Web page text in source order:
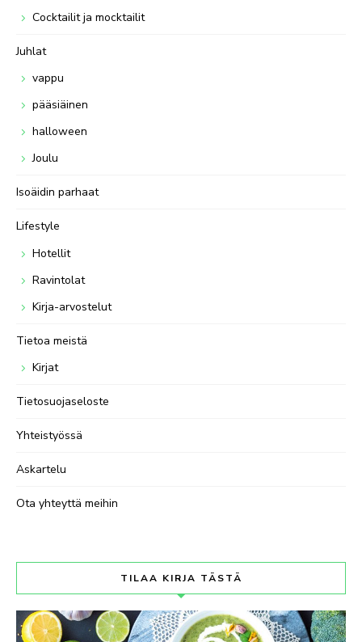
Cocktailit ja mocktailit
Juhlat
vappu
pääsiäinen
halloween
Joulu
Isoäidin parhaat
Lifestyle
Hotellit
Ravintolat
Kirja-arvostelut
Tietoa meistä
Kirjat
Tietosuojaseloste
Yhteistyössä
Askartelu
Ota yhteyttä meihin
TILAA KIRJA TÄSTÄ